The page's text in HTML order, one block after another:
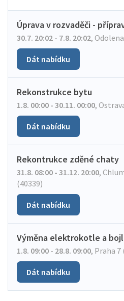
Úprava v rozvaděči -
30.7. 20:02 - 7.8. 20:02,
Dát nabídku
Rekonstrukce bytu
1.8. 00:00 - 30.11. 00:00,
Dát nabídku
Rekontrukce zděné chaty
31.8. 08:00 - 31.12. 20:00,
(40339)
Dát nabídku
Výměna elektrokotle a
1.8. 09:00 - 28.8. 09:00, Praha 7
Dát nabídku